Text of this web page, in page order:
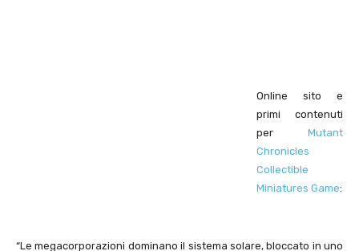
Online sito e
primi contenuti
per Mutant
Chronicles
Collectible
Miniatures Game:
“Le megacorporazioni dominano il sistema solare, bloccato in uno